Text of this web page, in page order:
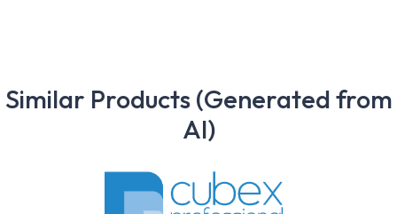
Similar Products (Generated from
AI)